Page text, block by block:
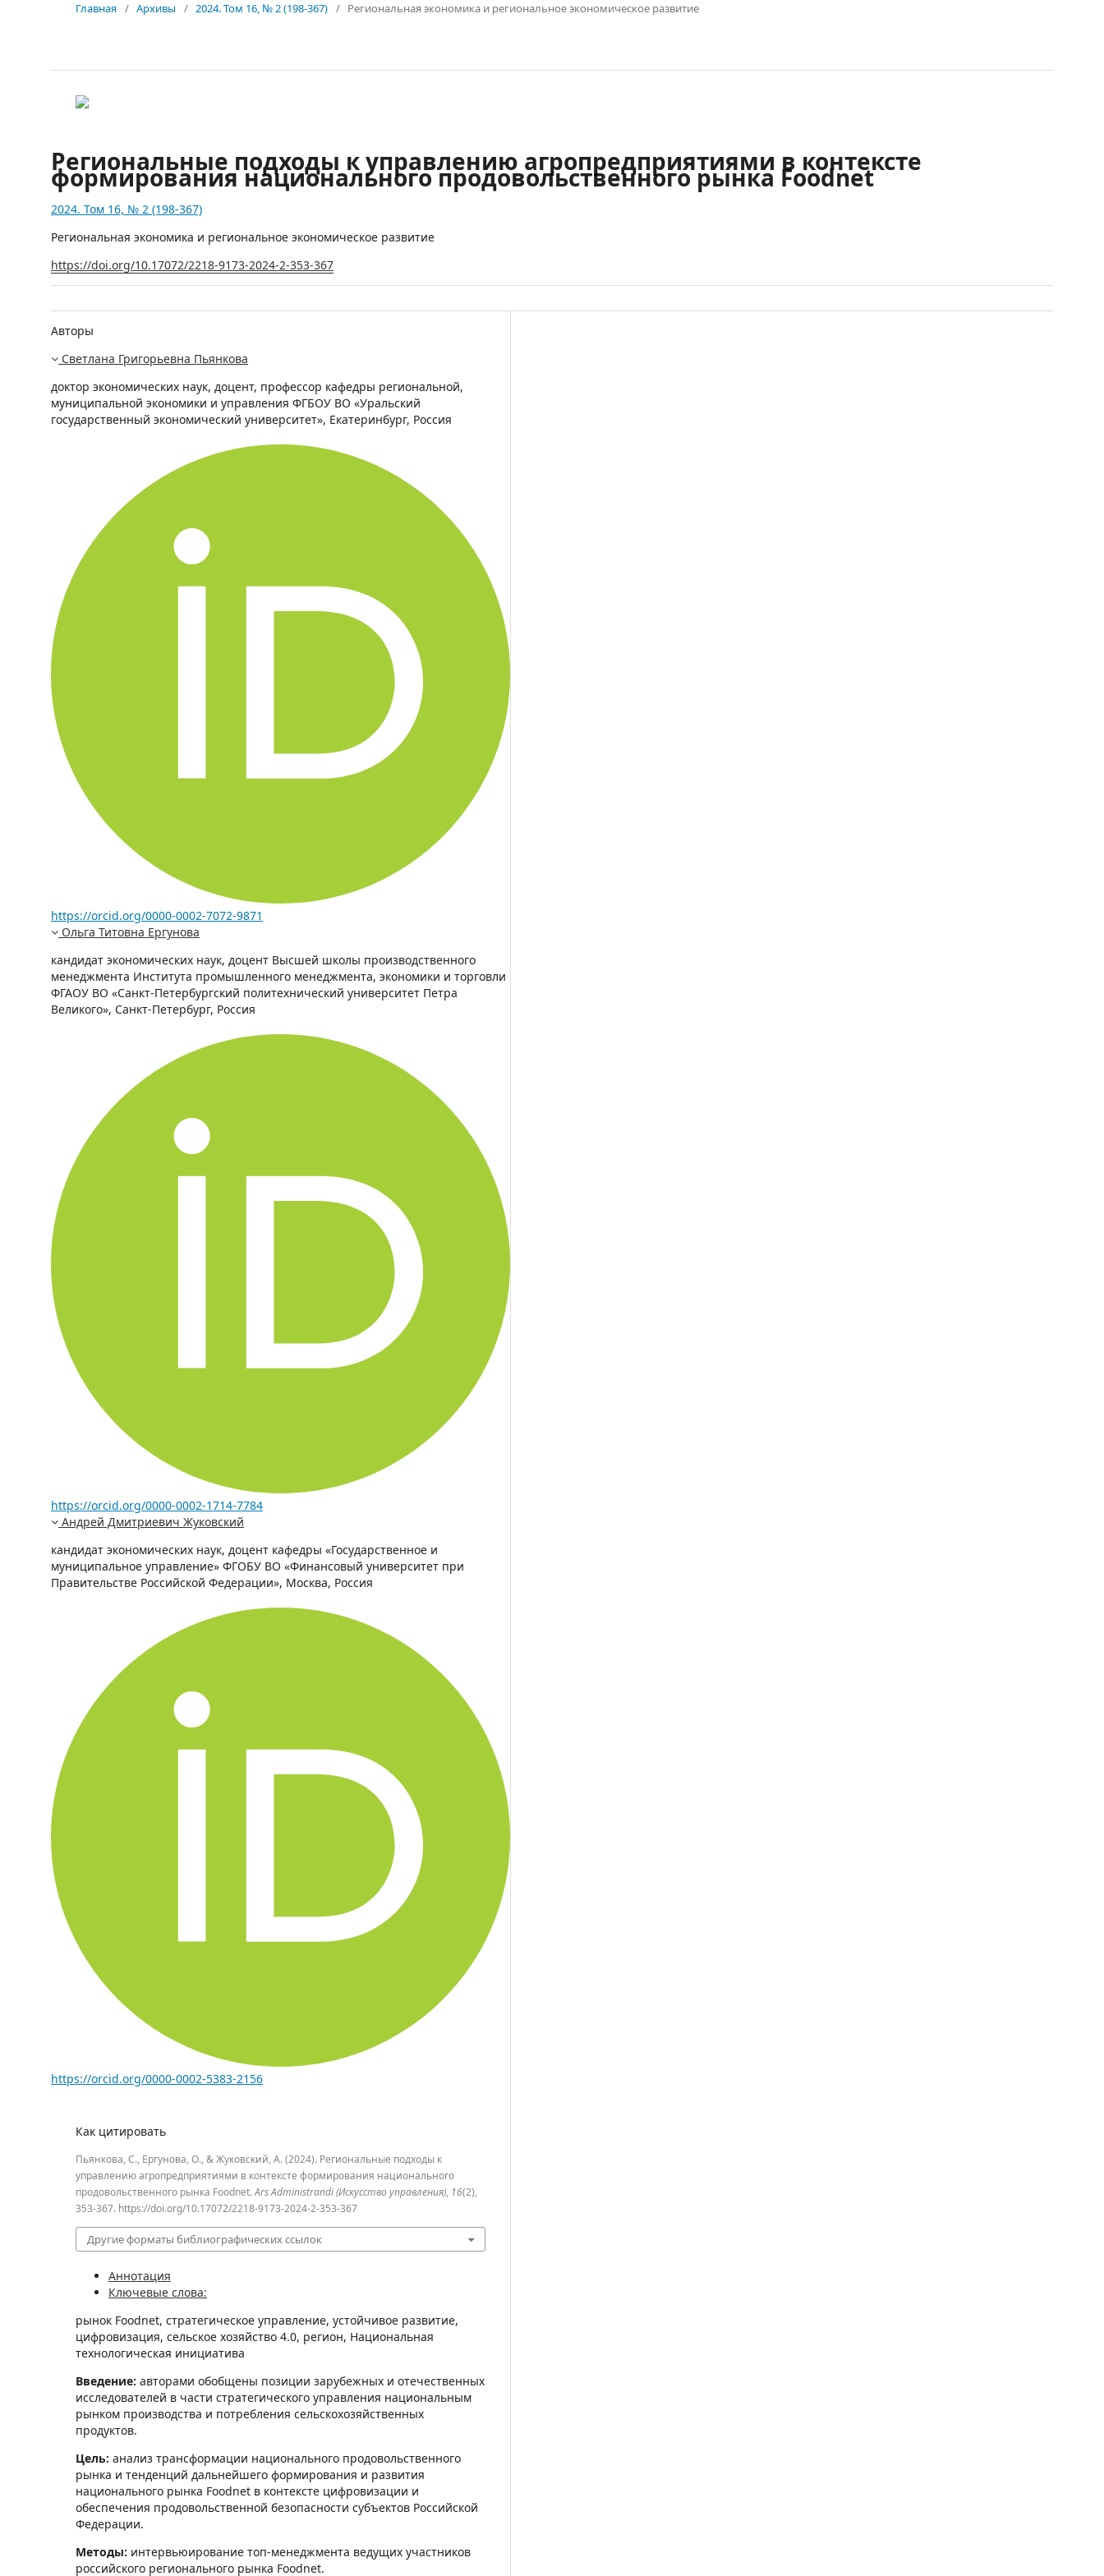
Главная / Архивы / 2024. Том 16, № 2 (198-367) / Региональная экономика и региональное экономическое развитие
Региональные подходы к управлению агропредприятиями в контексте
формирования национального продовольственного рынка Foodnet
2024. Том 16, № 2 (198-367)
Региональная экономика и региональное экономическое развитие
https://doi.org/10.17072/2218-9173-2024-2-353-367
Авторы
Светлана Григорьевна Пьянкова
доктор экономических наук, доцент, профессор кафедры региональной,
муниципальной экономики и управления ФГБОУ ВО «Уральский
государственный экономический университет», Екатеринбург, Россия
https://orcid.org/0000-0002-7072-9871
Ольга Титовна Ергунова
кандидат экономических наук, доцент Высшей школы производственного
менеджмента Института промышленного менеджмента, экономики и торговли
ФГАОУ ВО «Санкт-Петербургский политехнический университет Петра
Великого», Санкт-Петербург, Россия
https://orcid.org/0000-0002-1714-7784
Андрей Дмитриевич Жуковский
кандидат экономических наук, доцент кафедры «Государственное и
муниципальное управление» ФГОБУ ВО «Финансовый университет при
Правительстве Российской Федерации», Москва, Россия
https://orcid.org/0000-0002-5383-2156
Как цитировать
Пьянкова, С., Ергунова, О., & Жуковский, А. (2024). Региональные подходы к
управлению агропредприятиями в контексте формирования национального
продовольственного рынка Foodnet.Ars Administrandi (Искусство управления), 16(2),
353-367. https://doi.org/10.17072/2218-9173-2024-2-353-367
Другие форматы библиографических ссылок
Аннотация
Ключевые слова:
рынок Foodnet, стратегическое управление, устойчивое развитие,
цифровизация, сельское хозяйство 4.0, регион, Национальная
технологическая инициатива
Введение: авторами обобщены позиции зарубежных и отечественных
исследователей в части стратегического управления национальным
рынком производства и потребления сельскохозяйственных
продуктов.
Цель: анализ трансформации национального продовольственного
рынка и тенденций дальнейшего формирования и развития
национального рынка Foodnet в контексте цифровизации и
обеспечения продовольственной безопасности субъектов Российской
Федерации.
Методы: интервьюирование топ-менеджмента ведущих участников
российского регионального рынка Foodnet.